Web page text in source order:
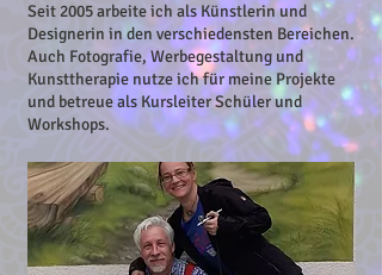
Seit 2005 arbeite ich als Künstlerin und
Designerin in den verschiedensten Bereichen.
Auch Fotografie, Werbegestaltung und
Kunsttherapie nutze ich für meine Projekte
und betreue als Kursleiter Schüler und
Workshops.